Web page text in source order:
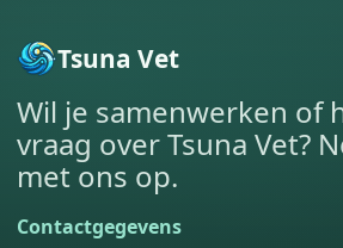
Tsuna Vet
Wil je samenwerken of
vraag over Tsuna Vet?
met ons op.
Contactgegevens